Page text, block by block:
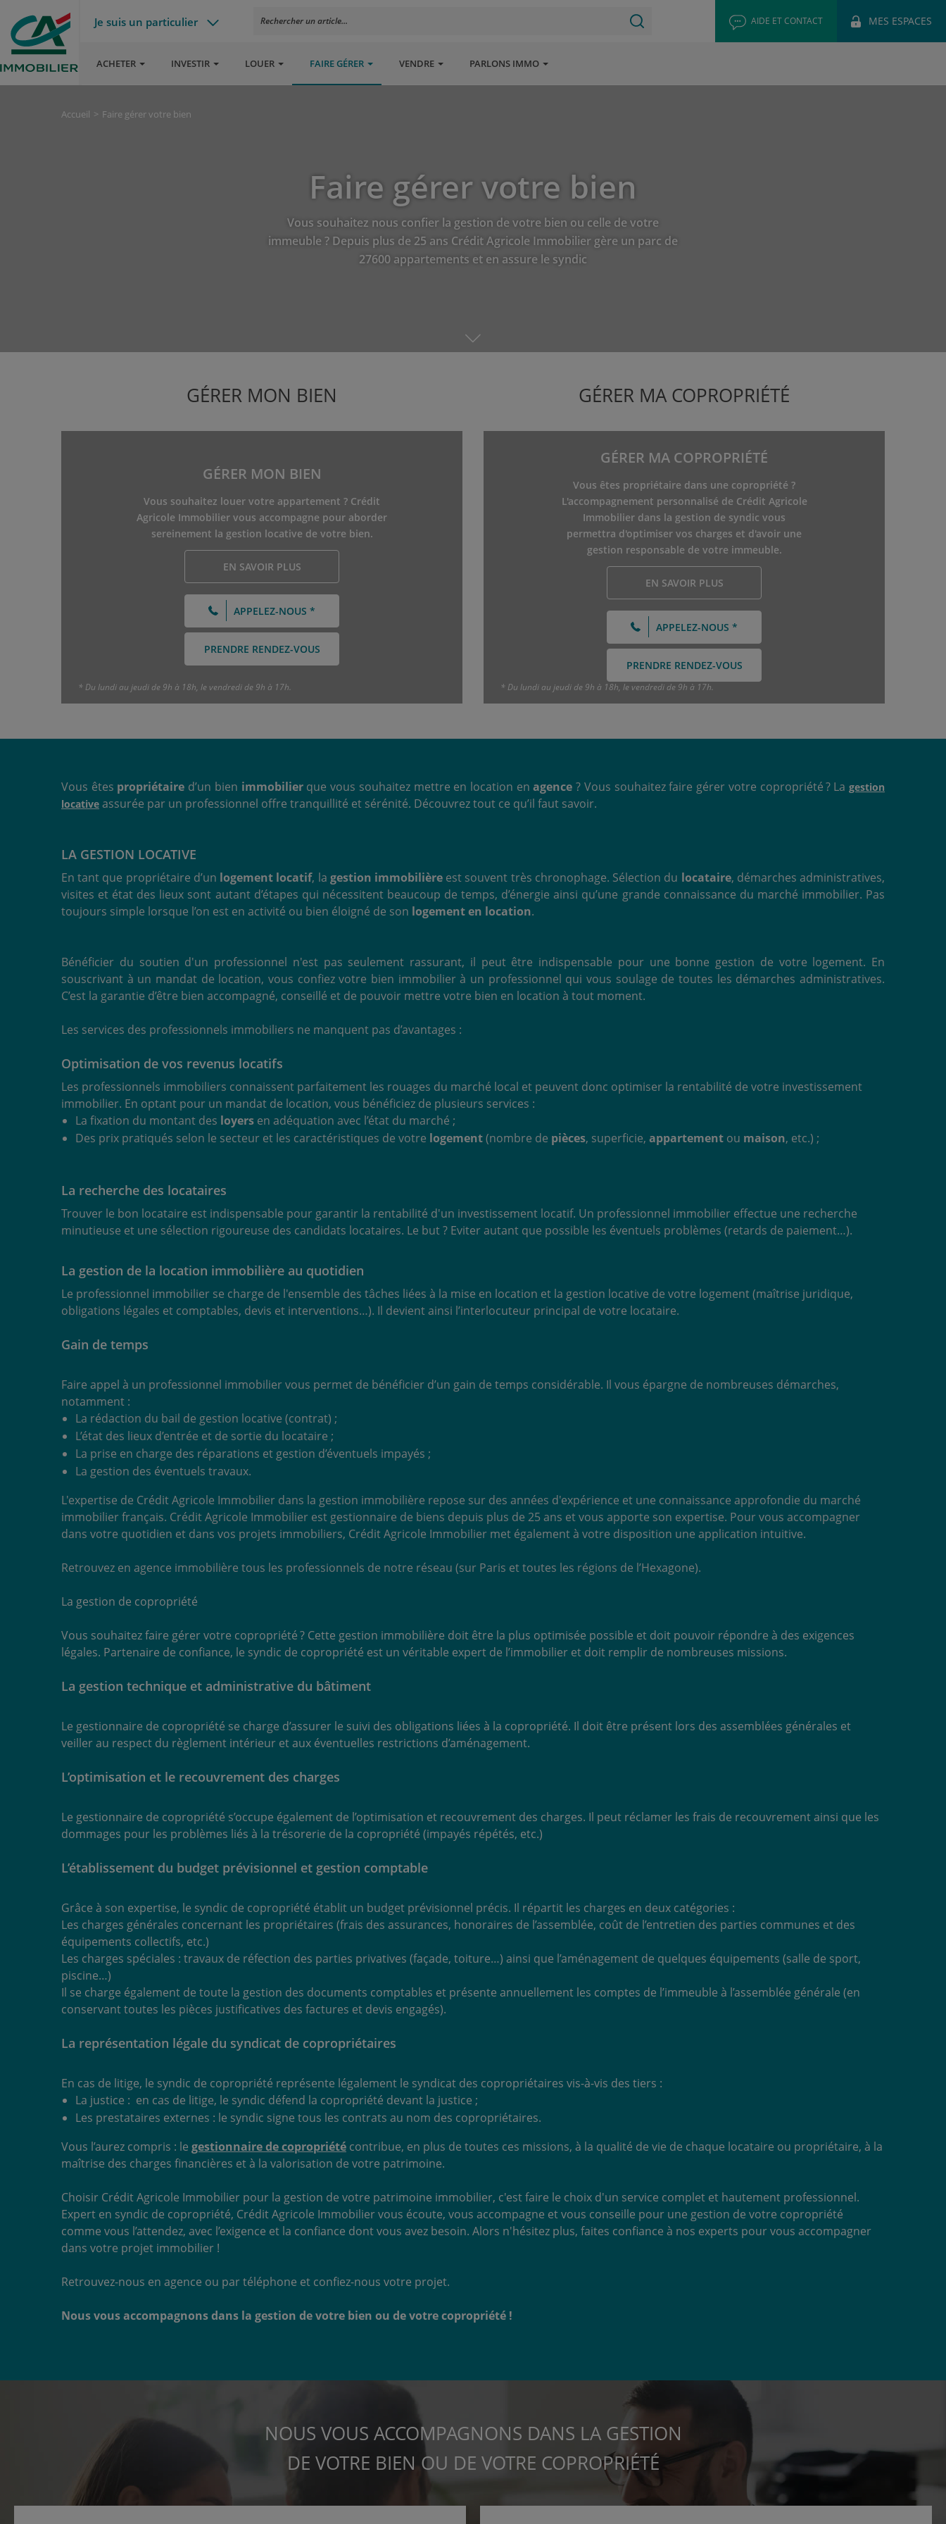
Je suis un particulier Rechercher un article... AIDE ET CONTACT MES ESPACES
ACHETER INVESTIR LOUER FAIRE GÉRER VENDRE PARLONS IMMO
Accueil Faire gérer votre bien
Faire gérer votre bien
Vous souhaitez nous confier la gestion de votre bien ou celle de votre
immeuble ? Depuis plus de 25 ans Crédit Agricole Immobilier gère un parc de
27600 appartements et en assure le syndic
GÉRER MON BIEN
GÉRER MON BIEN
Vous souhaitez louer votre appartement ? Crédit
Agricole Immobilier vous accompagne pour aborder
sereinement la gestion locative de votre bien.
EN SAVOIR PLUS
APPELEZ-NOUS *
PRENDRE RENDEZ-VOUS
* Du lundi au jeudi de 9h à 18h, le vendredi de 9h à 17h.
GÉRER MA COPROPRIÉTÉ
GÉRER MA COPROPRIÉTÉ
Vous êtes propriétaire dans une copropriété ?
L'accompagnement personnalisé de Crédit Agricole
Immobilier dans la gestion de syndic vous
permettra d'optimiser vos charges et d'avoir une
gestion responsable de votre immeuble.
EN SAVOIR PLUS
APPELEZ-NOUS *
PRENDRE RENDEZ-VOUS
* Du lundi au jeudi de 9h à 18h, le vendredi de 9h à 17h.
Vous êtes propriétaire d’un bien immobilierque vous souhaitez mettre en location enagence ? Vous souhaitez faire gérer votre copropriété ? Lagestion
locative assurée par un professionnel offre tranquillité et sérénité. Découvrez tout ce qu’il faut savoir.
LA GESTION LOCATIVE
En tant que propriétaire d’un logement locatif, la gestion immobilière est souvent très chronophage. Sélection du locataire, démarches administratives,
visites et état des lieux sont autant d’étapes qui nécessitent beaucoup de temps, d’énergie ainsi qu’une grande connaissance du marché immobilier. Pas
toujours simple lorsque l’on est en activité ou bien éloigné de son logement en location.
Bénéficier du soutien d'un professionnel n'est pas seulement rassurant, il peut être indispensable pour une bonne gestion de votre logement. En
souscrivant à un mandat de location, vous confiez votre bien immobilier à un professionnel qui vous soulage de toutes les démarches administratives.
C’est la garantie d’être bien accompagné, conseillé et de pouvoir mettre votre bien en location à tout moment.
Les services des professionnels immobiliers ne manquent pas d’avantages :
Optimisation de vos revenus locatifs
Les professionnels immobiliers connaissent parfaitement les rouages du marché local et peuvent donc optimiser la rentabilité de votre investissement
immobilier. En optant pour un mandat de location, vous bénéficiez de plusieurs services :
La fixation du montant des loyers en adéquation avec l’état du marché ;
Des prix pratiqués selon le secteur et les caractéristiques de votre logement(nombre de pièces, superficie, appartement ou maison, etc.) ;
La recherche des locataires
Trouver le bon locataire est indispensable pour garantir la rentabilité d'un investissement locatif. Un professionnel immobilier effectue une recherche
minutieuse et une sélection rigoureuse des candidats locataires. Le but ? Eviter autant que possible les éventuels problèmes (retards de paiement…).
La gestion de la location immobilière au quotidien
Le professionnel immobilier se charge de l'ensemble des tâches liées à la mise en location et la gestion locative de votre logement (maîtrise juridique,
obligations légales et comptables, devis et interventions…). Il devient ainsi l’interlocuteur principal de votre locataire.
Gain de temps
Faire appel à un professionnel immobilier vous permet de bénéficier d’un gain de temps considérable. Il vous épargne de nombreuses démarches,
notamment :
La rédaction du bail de gestion locative (contrat) ;
L’état des lieux d’entrée et de sortie du locataire ;
La prise en charge des réparations et gestion d’éventuels impayés ;
La gestion des éventuels travaux.
L'expertise de Crédit Agricole Immobilier dans la gestion immobilière repose sur des années d'expérience et une connaissance approfondie du marché
immobilier français. Crédit Agricole Immobilier est gestionnaire de biens depuis plus de 25 ans et vous apporte son expertise. Pour vous accompagner
dans votre quotidien et dans vos projets immobiliers, Crédit Agricole Immobilier met également à votre disposition une application intuitive.
Retrouvez en agence immobilière tous les professionnels de notre réseau (sur Paris et toutes les régions de l’Hexagone).
La gestion de copropriété
Vous souhaitez faire gérer votre copropriété ? Cette gestion immobilière doit être la plus optimisée possible et doit pouvoir répondre à des exigences
légales. Partenaire de confiance, le syndic de copropriété est un véritable expert de l’immobilier et doit remplir de nombreuses missions.
La gestion technique et administrative du bâtiment
Le gestionnaire de copropriété se charge d’assurer le suivi des obligations liées à la copropriété. Il doit être présent lors des assemblées générales et
veiller au respect du règlement intérieur et aux éventuelles restrictions d’aménagement.
L’optimisation et le recouvrement des charges
Le gestionnaire de copropriété s’occupe également de l’optimisation et recouvrement des charges. Il peut réclamer les frais de recouvrement ainsi que les
dommages pour les problèmes liés à la trésorerie de la copropriété (impayés répétés, etc.)
L’établissement du budget prévisionnel et gestion comptable
Grâce à son expertise, le syndic de copropriété établit un budget prévisionnel précis. Il répartit les charges en deux catégories :
Les charges générales concernant les propriétaires (frais des assurances, honoraires de l’assemblée, coût de l’entretien des parties communes et des
équipements collectifs, etc.)
Les charges spéciales : travaux de réfection des parties privatives (façade, toiture…) ainsi que l’aménagement de quelques équipements (salle de sport,
piscine…)
Il se charge également de toute la gestion des documents comptables et présente annuellement les comptes de l’immeuble à l’assemblée générale (en
conservant toutes les pièces justificatives des factures et devis engagés).
La représentation légale du syndicat de copropriétaires
En cas de litige, le syndic de copropriété représente légalement le syndicat des copropriétaires vis-à-vis des tiers :
La justice : en cas de litige, le syndic défend la copropriété devant la justice ;
Les prestataires externes : le syndic signe tous les contrats au nom des copropriétaires.
Vous l’aurez compris : le gestionnaire de copropriété contribue, en plus de toutes ces missions, à la qualité de vie de chaque locataire ou propriétaire, à la
maîtrise des charges financières et à la valorisation de votre patrimoine.
Choisir Crédit Agricole Immobilier pour la gestion de votre patrimoine immobilier, c'est faire le choix d'un service complet et hautement professionnel.
Expert en syndic de copropriété, Crédit Agricole Immobilier vous écoute, vous accompagne et vous conseille pour une gestion de votre copropriété
comme vous l’attendez, avec l’exigence et la confiance dont vous avez besoin. Alors n'hésitez plus, faites confiance à nos experts pour vous accompagner
dans votre projet immobilier !
Retrouvez-nous en agence ou par téléphone et confiez-nous votre projet.
Nous vous accompagnons dans la gestion de votre bien ou de votre copropriété !
NOUS VOUS ACCOMPAGNONS DANS LA GESTION
DE VOTRE BIEN OU DE VOTRE COPROPRIÉTÉ